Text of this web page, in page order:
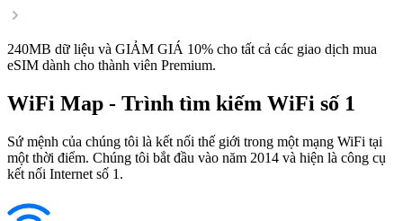
240MB dữ liệu và GIẢM GIÁ 10% cho tất cả các giao dịch mua
eSIM dành cho thành viên Premium.
WiFi Map - Trình tìm kiếm WiFi số 1
Sứ mệnh của chúng tôi là kết nối thế giới trong một mạng WiFi tại
một thời điểm. Chúng tôi bắt đầu vào năm 2014 và hiện là công cụ
kết nối Internet số 1.